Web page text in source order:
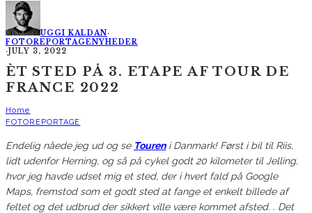
UGGI KALDAN·
FOTOREPORTAGENYHEDER
·JULY 3, 2022
ÈT STED PÅ 3. ETAPE AF TOUR DE
FRANCE 2022
Home
FOTOREPORTAGE
Endelig nåede jeg ud og se Toureni Danmark! Først i bil til Riis,
lidt udenfor Herning, og så på cykel godt 20 kilometer til Jelling,
hvor jeg havde udset mig et sted, der i hvert fald på Google
Maps, fremstod som et godt sted at fange et enkelt billede af
feltet og det udbrud der sikkert ville være kommet afsted. . Det